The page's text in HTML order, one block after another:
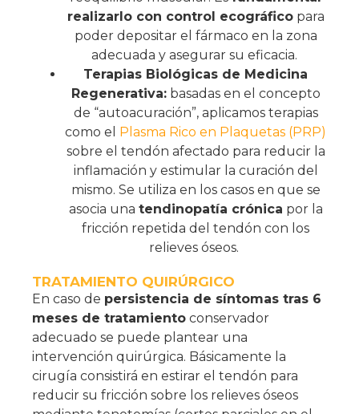
realizarlo con control ecográficopara
poder depositar el fármaco en la zona
adecuada y asegurar su eficacia.
Terapias Biológicas de Medicina
Regenerativa:basadas en el concepto
de “autoacuración”, aplicamos terapias
como el Plasma Rico en Plaquetas (PRP)
sobre el tendón afectado para reducir la
inflamación y estimular la curación del
mismo. Se utiliza en los casos en que se
asocia una tendinopatía crónica por la
fricción repetida del tendón con los
relieves óseos.
TRATAMIENTO QUIRÚRGICO
En caso de persistencia de síntomas tras 6
meses de tratamiento conservador
adecuado se puede plantear una
intervención quirúrgica. Básicamente la
cirugía consistirá en estirar el tendón para
reducir su fricción sobre los relieves óseos